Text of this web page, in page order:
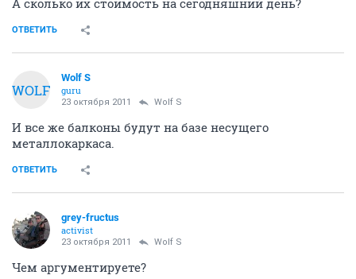
А сколько их стоимость на сегодняшний день?
ОТВЕТИТЬ
WOLF
Wolf S
guru
23 октября 2011 Wolf S
И все же балконы будут на базе несущего
металлокаркаса.
ОТВЕТИТЬ
grey-fructus
activist
23 октября 2011 Wolf S
Чем аргументируете?